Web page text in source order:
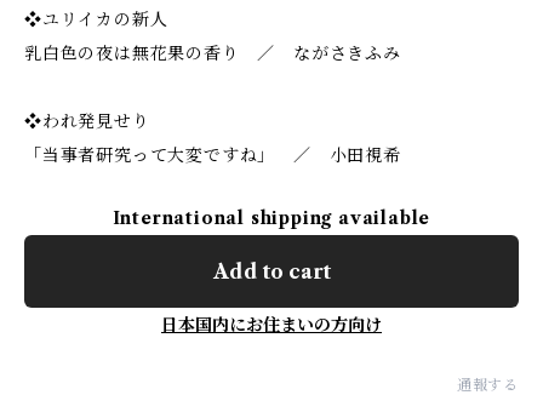
❖ユリイカの新人
乳白色の夜は無花果の香り ／ ながさきふみ
❖われ発見せり
「当事者研究って大変ですね」 ／ 小田視希
International shipping available
Add to cart
日本国内にお住まいの方向け
通報する